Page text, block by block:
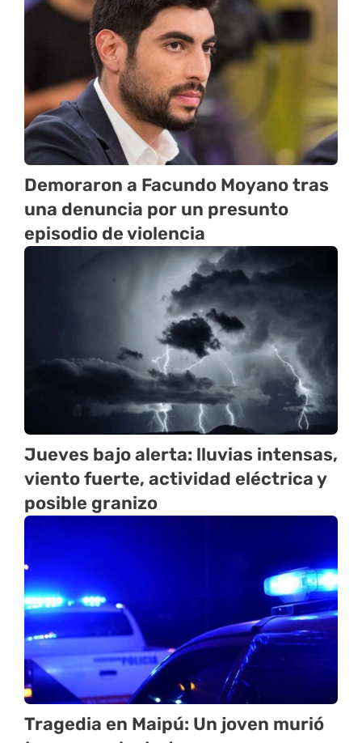
Demoraron a Facundo Moyano tras
una denuncia por un presunto
episodio de violencia
Jueves bajo alerta: lluvias intensas,
viento fuerte, actividad eléctrica y
posible granizo
Tragedia en Maipú: Un joven murió